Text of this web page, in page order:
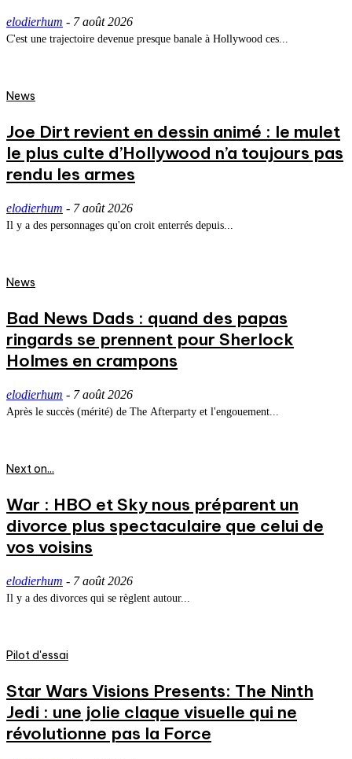
elodierhum - 7 août 2026
C'est une trajectoire devenue presque banale à Hollywood ces...
News
Joe Dirt revient en dessin animé : le mulet
le plus culte d’Hollywood n’a toujours pas
rendu les armes
elodierhum - 7 août 2026
Il y a des personnages qu'on croit enterrés depuis...
News
Bad News Dads : quand des papas
ringards se prennent pour Sherlock
Holmes en crampons
elodierhum - 7 août 2026
Après le succès (mérité) de The Afterparty et l'engouement...
Next on...
War : HBO et Sky nous préparent un
divorce plus spectaculaire que celui de
vos voisins
elodierhum - 7 août 2026
Il y a des divorces qui se règlent autour...
Pilot d'essai
Star Wars Visions Presents: The Ninth
Jedi : une jolie claque visuelle qui ne
révolutionne pas la Force